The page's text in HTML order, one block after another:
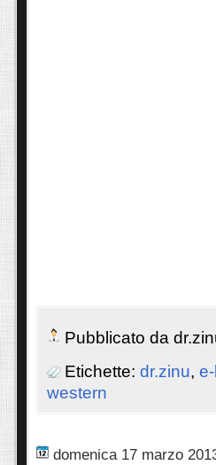
Pubblicato da
Etichette: dr.zinu,
western
domenica 17 marzo